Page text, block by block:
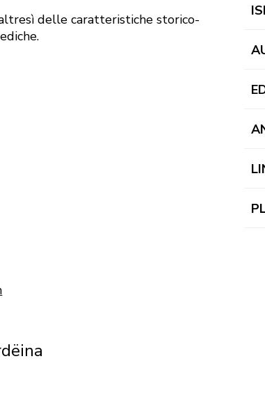
delle caratteristiche storico-